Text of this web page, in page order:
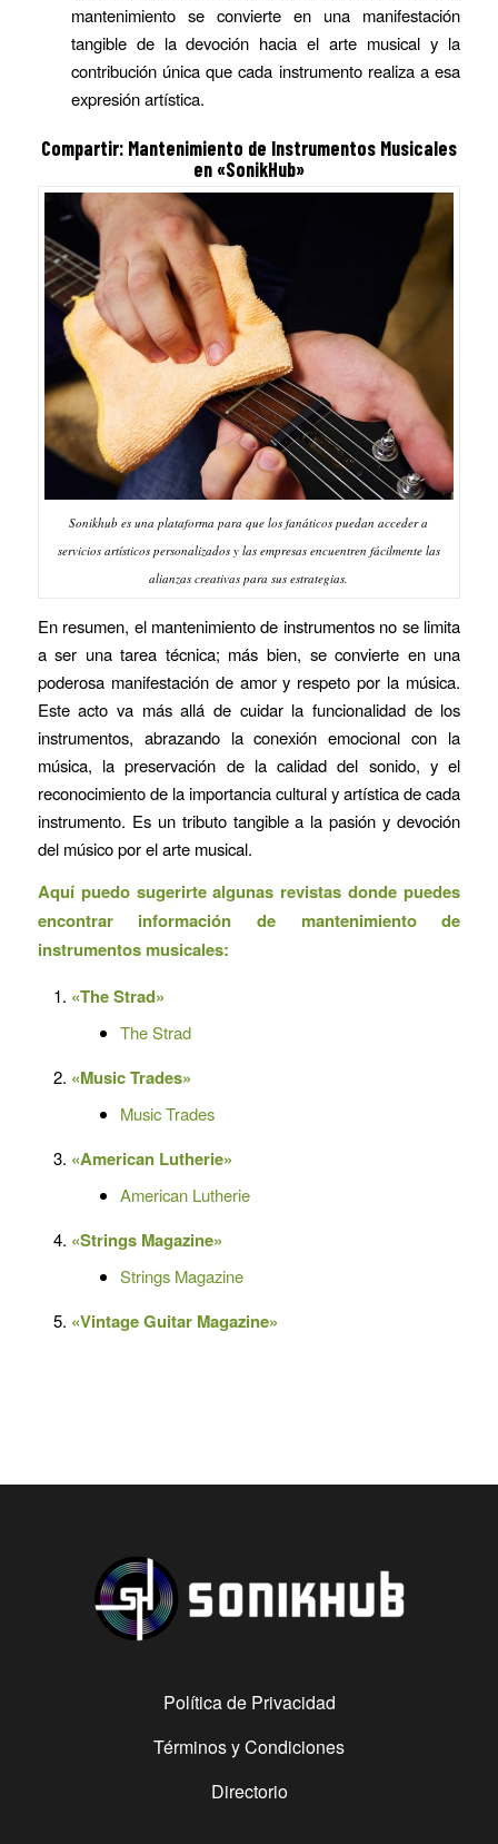
mantenimiento se convierte en una manifestación
tangible de la devoción hacia el arte musical y la
contribución única que cada instrumento realiza a esa
expresión artística.
Compartir:Mantenimiento de Instrumentos Musicales
en «SonikHub»
Sonikhub es una plataforma para que los fanáticos puedan acceder a
servicios artísticos personalizados y las empresas encuentren fácilmente las
alianzas creativas para sus estrategias.
En resumen, el mantenimiento de instrumentos no se limita
a ser una tarea técnica; más bien, se convierte en una
poderosa manifestación de amor y respeto por la música.
Este acto va más allá de cuidar la funcionalidad de los
instrumentos, abrazando la conexión emocional con la
música, la preservación de la calidad del sonido, y el
reconocimiento de la importancia cultural y artística de cada
instrumento. Es un tributo tangible a la pasión y devoción
del músico por el arte musical.
Aquí puedo sugerirte algunas revistas donde puedes
encontrar información de mantenimiento de
instrumentos musicales:
«The Strad»
The Strad
«Music Trades»
Music Trades
«American Lutherie»
American Lutherie
«Strings Magazine»
Strings Magazine
«Vintage Guitar Magazine»
Política de Privacidad
Términos y Condiciones
Directorio